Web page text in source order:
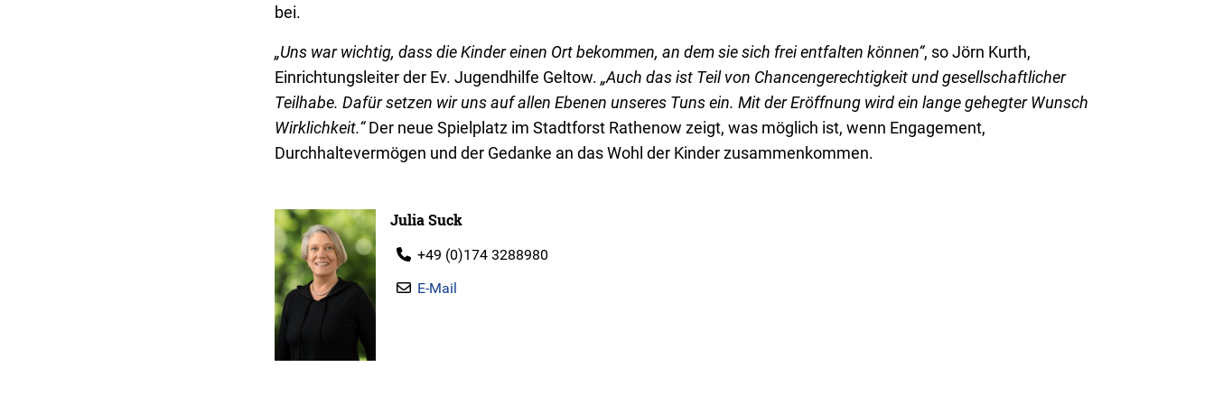
bei.
„Uns war wichtig, dass die Kinder einen Ort bekommen, an dem sie sich frei entfalten können“, so Jörn Kurth,
Einrichtungsleiter der Ev. Jugendhilfe Geltow. „Auch das ist Teil von Chancengerechtigkeit und gesellschaftlicher
Teilhabe. Dafür setzen wir uns auf allen Ebenen unseres Tuns ein. Mit der Eröffnung wird ein lange gehegter Wunsch
Wirklichkeit.“Der neue Spielplatz im Stadtforst Rathenow zeigt, was möglich ist, wenn Engagement,
Durchhaltevermögen und der Gedanke an das Wohl der Kinder zusammenkommen.
Julia Suck
+49 (0)174 3288980
E-Mail